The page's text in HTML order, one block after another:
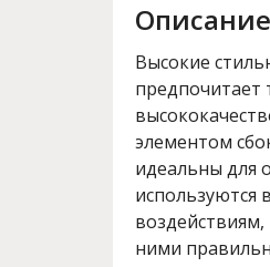
Описание
Высокие
предпочитает
элементом
идеальны для
используются
воздействиям,
ними